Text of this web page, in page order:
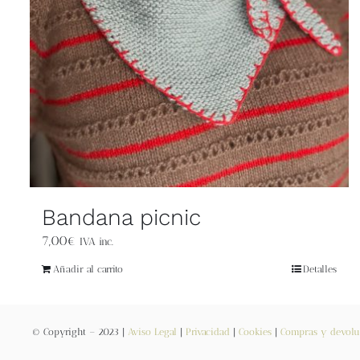
Bandana picnic
7,00€ IVA inc.
Añadir al carrito Detalles
© Copyright – 2023 | Aviso Legal | Privacidad | Cookies| Compras y